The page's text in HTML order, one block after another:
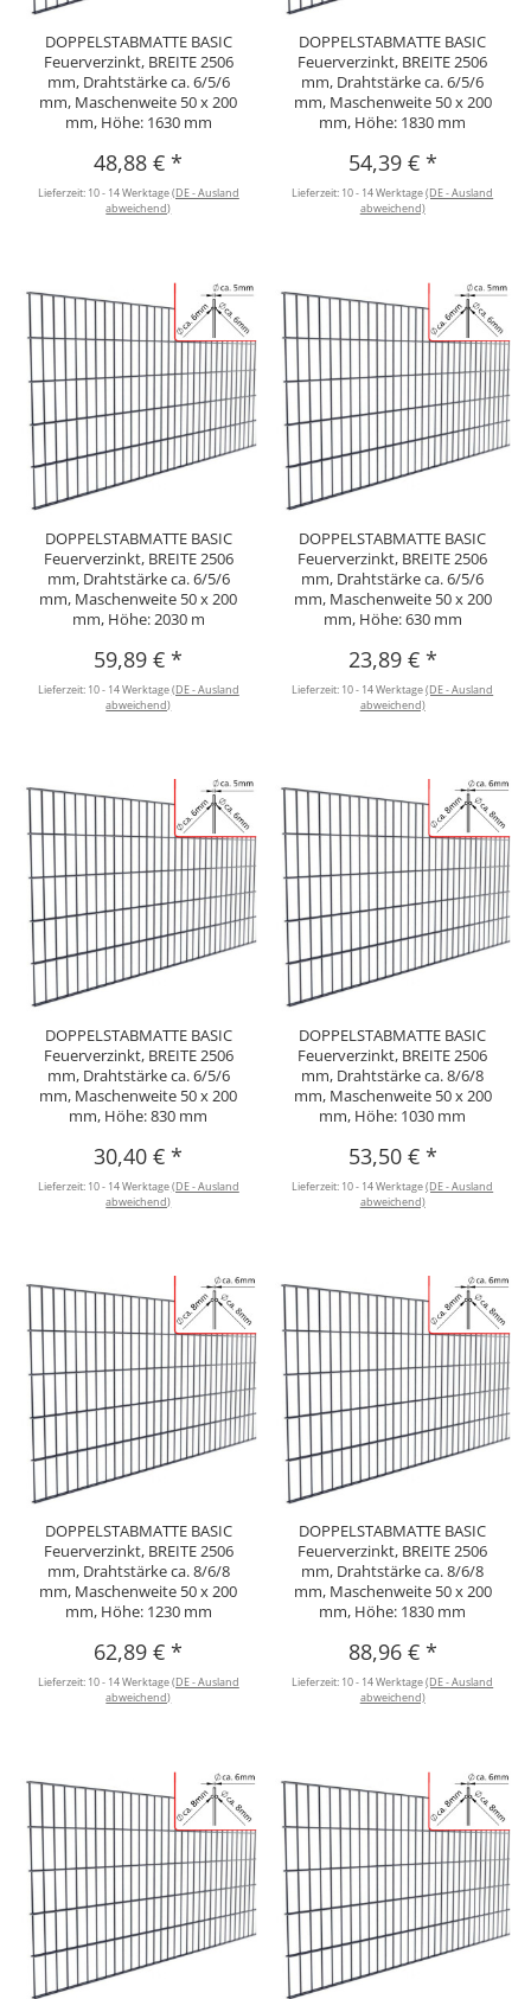
DOPPELSTABMATTE BASIC
Feuerverzinkt, BREITE 2506
mm, Drahtstärke ca. 6/5/6
mm, Maschenweite 50 x 200
mm, Höhe: 1630 mm
48,88 €*
Lieferzeit: 10 - 14 Werktage(DE - Ausland
abweichend)
DOPPELSTABMATTE BASIC
Feuerverzinkt, BREITE 2506
mm, Drahtstärke ca. 6/5/6
mm, Maschenweite 50 x 200
mm, Höhe: 1830 mm
54,39 € *
Lieferzeit: 10 - 14 Werktage(DE - Ausland
abweichend)
DOPPELSTABMATTE BASIC
Feuerverzinkt, BREITE 2506
mm, Drahtstärke ca. 6/5/6
mm, Maschenweite 50 x 200
mm, Höhe: 2030 m
59,89 €*
Lieferzeit: 10 - 14 Werktage(DE - Ausland
abweichend)
DOPPELSTABMATTE BASIC
Feuerverzinkt, BREITE 2506
mm, Drahtstärke ca. 6/5/6
mm, Maschenweite 50 x 200
mm, Höhe: 630 mm
23,89 € *
Lieferzeit: 10 - 14 Werktage(DE - Ausland
abweichend)
DOPPELSTABMATTE BASIC
Feuerverzinkt, BREITE 2506
mm, Drahtstärke ca. 6/5/6
mm, Maschenweite 50 x 200
mm, Höhe: 830 mm
30,40 €*
Lieferzeit: 10 - 14 Werktage(DE - Ausland
abweichend)
DOPPELSTABMATTE BASIC
Feuerverzinkt, BREITE 2506
mm, Drahtstärke ca. 8/6/8
mm, Maschenweite 50 x 200
mm, Höhe: 1030 mm
53,50 € *
Lieferzeit: 10 - 14 Werktage(DE - Ausland
abweichend)
DOPPELSTABMATTE BASIC
Feuerverzinkt, BREITE 2506
mm, Drahtstärke ca. 8/6/8
mm, Maschenweite 50 x 200
mm, Höhe: 1230 mm
62,89 €*
Lieferzeit: 10 - 14 Werktage(DE - Ausland
abweichend)
DOPPELSTABMATTE BASIC
Feuerverzinkt, BREITE 2506
mm, Drahtstärke ca. 8/6/8
mm, Maschenweite 50 x 200
mm, Höhe: 1830 mm
88,96 € *
Lieferzeit: 10 - 14 Werktage(DE - Ausland
abweichend)